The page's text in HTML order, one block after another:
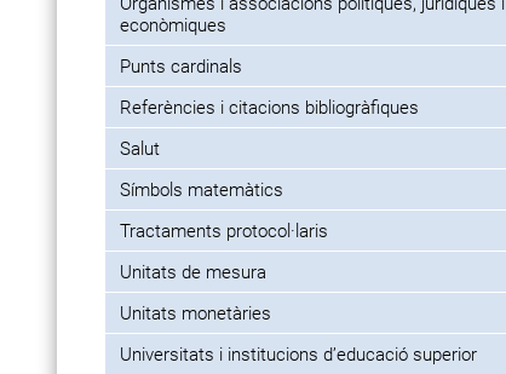
econòmiques
Punts cardinals
Referències i citacions bibliogràfiques
Salut
Símbols matemàtics
Tractaments protocol·laris
Unitats de mesura
Unitats monetàries
Universitats i institucions d’educació superior